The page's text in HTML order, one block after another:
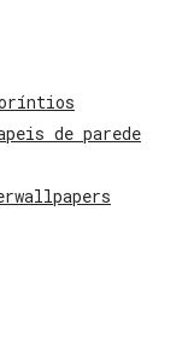
de parede
wallpapers